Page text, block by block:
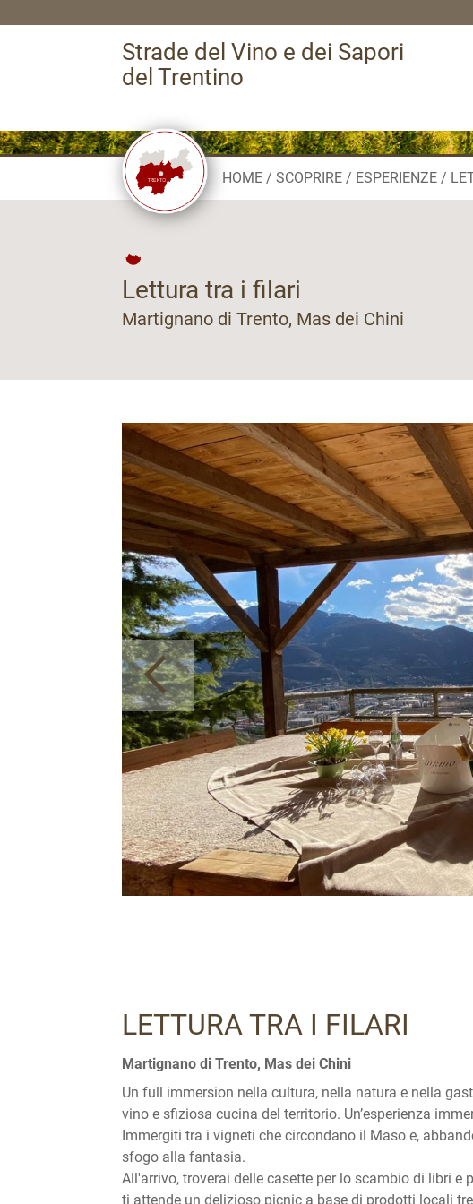
Strade del Vino e dei Sapori
del Trentino
HOME SCOPRIRE ESPERIENZE
Lettura tra i filari
Martignano di Trento, Mas dei Chini
LETTURA TRA I FILARI
Martignano di Trento, Mas dei Chini
Un full immersion nella cultura, nella natura e nella
vino e sfiziosa cucina del territorio. Un’esperienza
Immergiti tra i vigneti che circondano il Maso e,
sfogo alla fantasia.
All'arrivo, troverai delle casette per lo scambio di libri e
ti attende un delizioso picnic a base di prodotti locali